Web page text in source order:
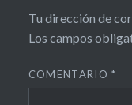
Tu dirección de
Los campos
COMENTARIO*